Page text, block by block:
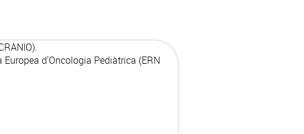
.
Europea d'Oncologia Pediàtrica (ERN